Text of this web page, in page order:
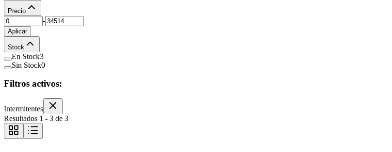
Precio
-
Aplicar
Stock
En Stock3
Sin Stock0
Filtros activos:
Intermitentes
Resultados 1 - 3 de 3